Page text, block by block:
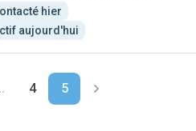
hier
aujourd'hui
4 5